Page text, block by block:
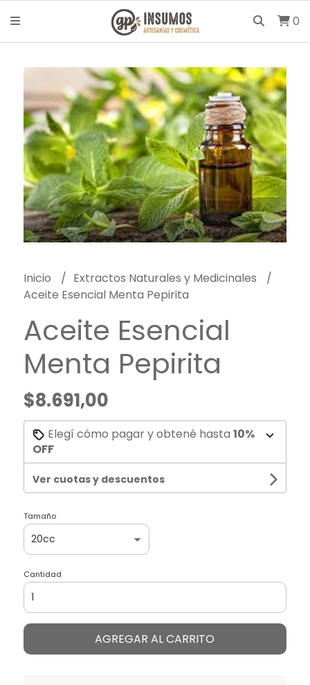
0
Inicio
Extractos Naturales y Medicinales
Aceite Esencial Menta Pepirita
Aceite Esencial
Menta Pepirita
$8.691,00
Elegí cómo pagar y obtené hasta 10%
OFF
Ver cuotas y descuentos
Tamaño
Cantidad
AGREGAR AL CARRITO